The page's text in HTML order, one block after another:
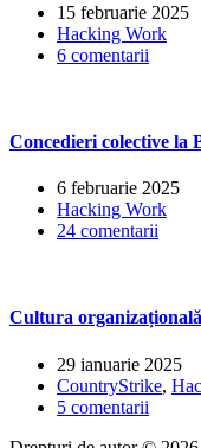
15 februarie 2025
Hacking Work
6 comentarii
Concedieri colective
6 februarie 2025
Hacking Work
24 comentarii
Cultura
29 ianuarie 2025
CountryStrike,
5 comentarii